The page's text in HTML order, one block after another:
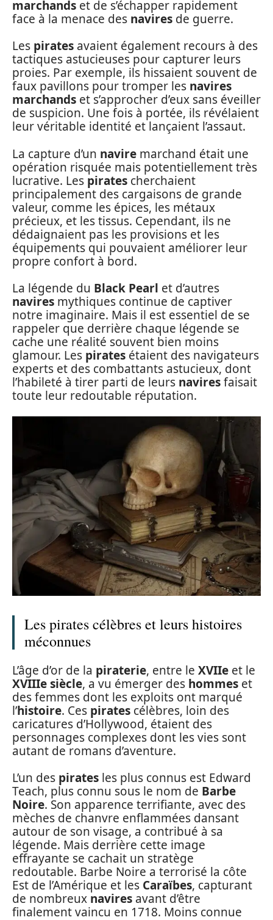
marchands et de s’échapper rapidement
face à la menace des navires de guerre.
Les pirates avaient également recours à des
tactiques astucieuses pour capturer leurs
proies. Par exemple, ils hissaient souvent de
faux pavillons pour tromper les navires
marchands et s’approcher d’eux sans éveiller
de suspicion. Une fois à portée, ils révélaient
leur véritable identité et lançaient l’assaut.
La capture d’un navire marchand était une
opération risquée mais potentiellement très
lucrative. Les pirates cherchaient
principalement des cargaisons de grande
valeur, comme les épices, les métaux
précieux, et les tissus. Cependant, ils ne
dédaignaient pas les provisions et les
équipements qui pouvaient améliorer leur
propre confort à bord.
La légende du Black Pearl et d’autres
navires mythiques continue de captiver
notre imaginaire. Mais il est essentiel de se
rappeler que derrière chaque légende se
cache une réalité souvent bien moins
glamour. Les pirates étaient des navigateurs
experts et des combattants astucieux, dont
l’habileté à tirer parti de leurs naviresfaisait
toute leur redoutable réputation.
Les pirates célèbres et leurs histoires
méconnues
L’âge d’or de la piraterie, entre le XVIIe et le
XVIIIe siècle, a vu émerger des hommes et
des femmes dont les exploits ont marqué
l’histoire. Ces pirates célèbres, loin des
caricatures d’Hollywood, étaient des
personnages complexes dont les vies sont
autant de romans d’aventure.
L’un des pirates les plus connus est Edward
Teach, plus connu sous le nom de Barbe
Noire. Son apparence terrifiante, avec des
mèches de chanvre enflammées dansant
autour de son visage, a contribué à sa
légende. Mais derrière cette image
effrayante se cachait un stratège
redoutable. Barbe Noire a terrorisé la côte
Est de l’Amérique et les Caraïbes, capturant
de nombreux navires avant d’être
finalement vaincu en 1718. Moins connue